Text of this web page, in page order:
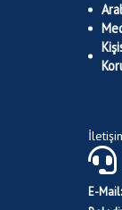
E-Mail: